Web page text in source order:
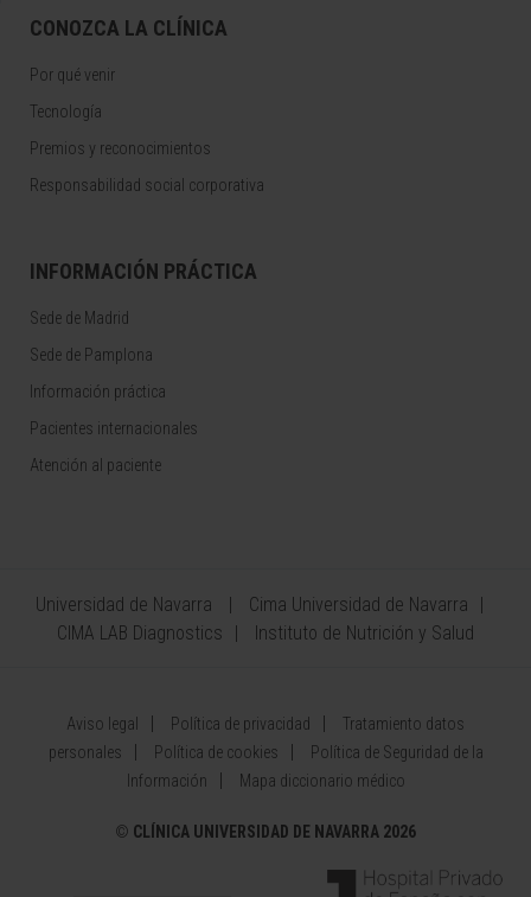
CONOZCA LA CLÍNICA
Por qué venir
Tecnología
Premios y reconocimientos
Responsabilidad social corporativa
INFORMACIÓN PRÁCTICA
Sede de Madrid
Sede de Pamplona
Información práctica
Pacientes internacionales
Atención al paciente
Universidad de Navarra
Cima Universidad de Navarra
CIMA LAB Diagnostics
Instituto de Nutrición y Salud
Aviso legal Política de privacidad
Tratamiento datos
personales
Política de cookies
Política de Seguridad de la
Información
Mapa diccionario médico
© CLÍNICA UNIVERSIDAD DE NAVARRA 2026